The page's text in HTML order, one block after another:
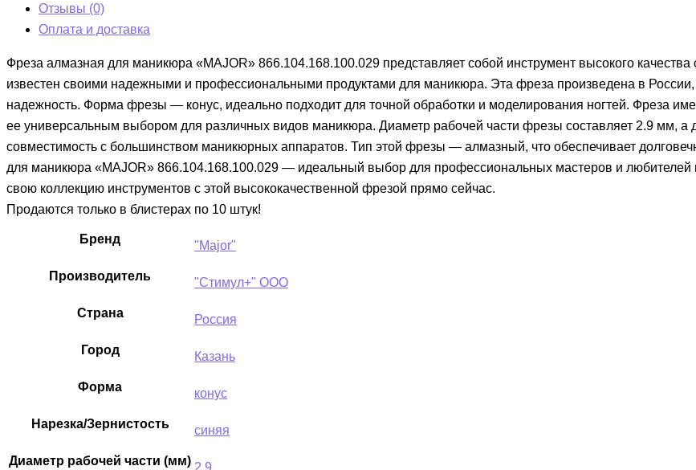
Отзывы (0)
Оплата и доставка
Фреза алмазная для маникюра «MAJOR» 866.104.168.100.029 представляет собой инструмент высокого
известен своими надежными и профессиональными продуктами для маникюра. Эта фреза произведена в России,
надежность. Форма фрезы — конус, идеально подходит для точной обработки и моделирования ногтей. Фреза
ее универсальным выбором для различных видов маникюра. Диаметр рабочей части фрезы составляет 2.9 мм, а
совместимость с большинством маникюрных аппаратов. Тип этой фрезы — алмазный, что обеспечивает
для маникюра «MAJOR» 866.104.168.100.029 — идеальный выбор для профессиональных мастеров и любителей
свою коллекцию инструментов с этой высококачественной фрезой прямо сейчас.
Продаются только в блистерах по 10 штук!
Бренд "Major"
Производитель "Стимул+" ООО
Страна Россия
Город Казань
Форма конус
Нарезка/Зернистость синяя
Диаметр рабочей части (мм) 2.9